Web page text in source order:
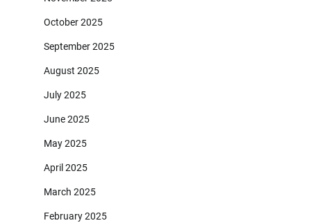
October 2025
September 2025
August 2025
July 2025
June 2025
May 2025
April 2025
March 2025
February 2025